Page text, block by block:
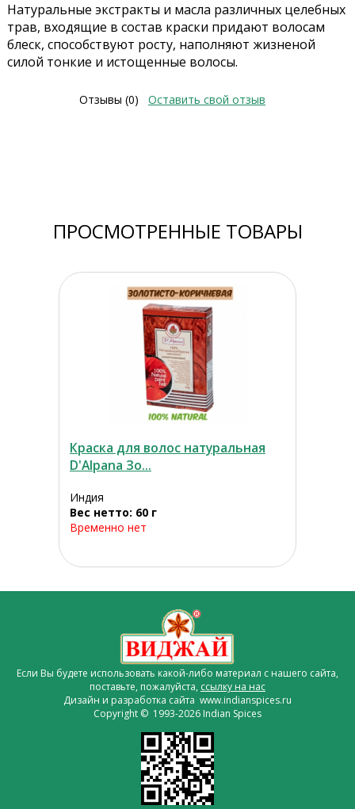
Натуральные экстракты и масла различных целебных
трав, входящие в состав краски придают волосам
блеск, способствуют росту, наполняют жизненой
силой тонкие и истощенные волосы.
Отзывы (0) Оставить свой отзыв
ПРОСМОТРЕННЫЕ ТОВАРЫ
Краска для волос натуральная
D'Alpana Зо...
Индия
Вес нетто: 60 г
Временно нет
Если Вы будете использовать какой-либо материал с нашего сайта,
поставьте, пожалуйста, ссылку на нас
Дизайн и разработка сайта www.indianspices.ru
Copyright © 1993-2026 Indian Spices